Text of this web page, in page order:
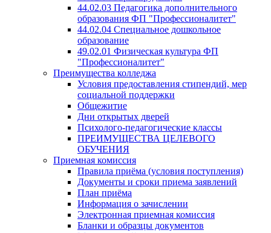
44.02.03 Педагогика дополнительного
образования ФП "Профессионалитет"
44.02.04 Специальное дошкольное
образование
49.02.01 Физическая культура ФП
"Профессионалитет"
Преимущества колледжа
Условия предоставления стипендий, мер
социальной поддержки
Общежитие
Дни открытых дверей
Психолого-педагогические классы
ПРЕИМУЩЕСТВА ЦЕЛЕВОГО
ОБУЧЕНИЯ
Приемная комиссия
Правила приёма (условия поступления)
Документы и сроки приема заявлений
План приёма
Информация о зачислении
Электронная приемная комиссия
Бланки и образцы документов